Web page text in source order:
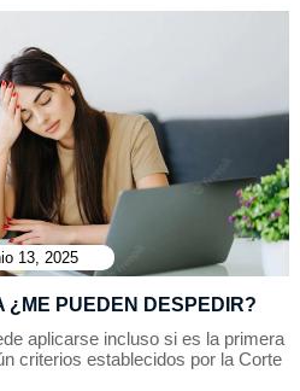
13, 2025
¿ME PUEDEN DESPEDIR?
aplicarse incluso si es la primera
criterios establecidos por la Corte